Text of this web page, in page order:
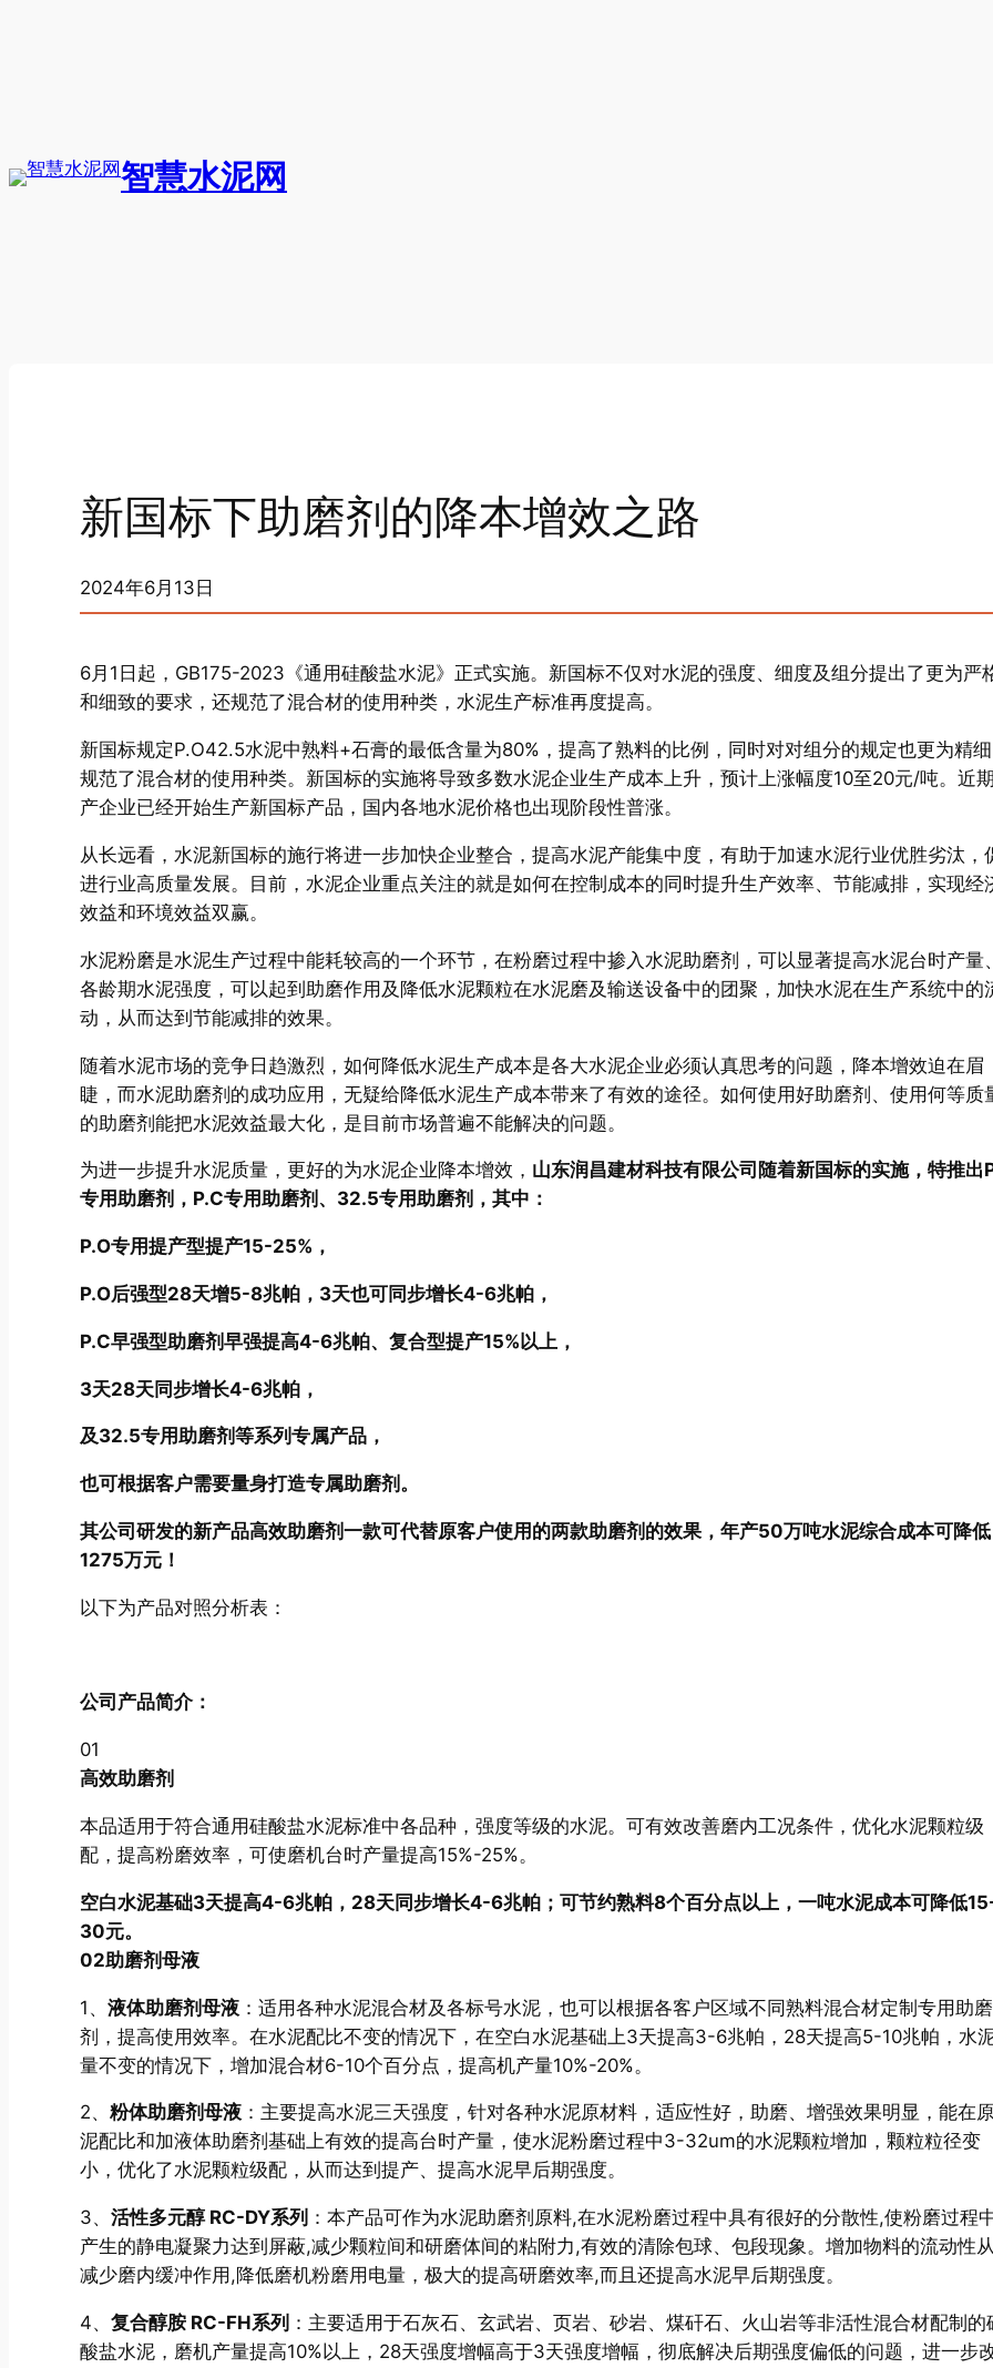
智慧水泥网
新国标下助磨剂的降本增效之路
2024年6月13日
6月1日起，GB175-2023《通用硅酸盐水泥》正式实施。新国标不仅对水泥的强度、细度及组分提出了更为严
和细致的要求，还规范了混合材的使用种类，水泥生产标准再度提高。
新国标规定P.O42.5水泥中熟料+石膏的最低含量为80%，提高了熟料的比例，同时对对组分的规定也更为精
规范了混合材的使用种类。新国标的实施将导致多数水泥企业生产成本上升，预计上涨幅度10至20元/吨。近
产企业已经开始生产新国标产品，国内各地水泥价格也出现阶段性普涨。
从长远看，水泥新国标的施行将进一步加快企业整合，提高水泥产能集中度，有助于加速水泥行业优胜劣汰，
进行业高质量发展。目前，水泥企业重点关注的就是如何在控制成本的同时提升生产效率、节能减排，实现经
效益和环境效益双赢。
水泥粉磨是水泥生产过程中能耗较高的一个环节，在粉磨过程中掺入水泥助磨剂，可以显著提高水泥台时产量
各龄期水泥强度，可以起到助磨作用及降低水泥颗粒在水泥磨及输送设备中的团聚，加快水泥在生产系统中的
动，从而达到节能减排的效果。
随着水泥市场的竞争日趋激烈，如何降低水泥生产成本是各大水泥企业必须认真思考的问题，降本增效迫在眉
睫，而水泥助磨剂的成功应用，无疑给降低水泥生产成本带来了有效的途径。如何使用好助磨剂、使用何等质
的助磨剂能把水泥效益最大化，是目前市场普遍不能解决的问题。
为进一步提升水泥质量，更好的为水泥企业降本增效， 山东润昌建材科技有限公司随着新国标的实施，特推出
专用助磨剂，P.C专用助磨剂、32.5专用助磨剂，其中：
P.O专用提产型提产15-25%，
P.O后强型28天增5-8兆帕，3天也可同步增长4-6兆帕，
P.C早强型助磨剂早强提高4-6兆帕、复合型提产15%以上，
3天28天同步增长4-6兆帕，
及32.5专用助磨剂等系列专属产品，
也可根据客户需要量身打造专属助磨剂。
其公司研发的新产品高效助磨剂一款可代替原客户使用的两款助磨剂的效果，年产50万吨水泥综合成本可降低
1275万元！
以下为产品对照分析表：
公司产品简介：
01
高效助磨剂
本品适用于符合通用硅酸盐水泥标准中各品种，强度等级的水泥。可有效改善磨内工况条件，优化水泥颗粒级
配，提高粉磨效率，可使磨机台时产量提高15%-25%。
空白水泥基础3天提高4-6兆帕，28天同步增长4-6兆帕；可节约熟料8个百分点以上，一吨水泥成本可降低
30元。
02助磨剂母液
1、 液体助磨剂母液 ：适用各种水泥混合材及各标号水泥，也可以根据各客户区域不同熟料混合材定制专用助磨
剂，提高使用效率。在水泥配比不变的情况下，在空白水泥基础上3天提高3-6兆帕，28天提高5-10兆帕，水
量不变的情况下，增加混合材6-10个百分点，提高机产量10%-20%。
2、 粉体助磨剂母液 ：主要提高水泥三天强度，针对各种水泥原材料，适应性好，助磨、增强效果明显，能在
泥配比和加液体助磨剂基础上有效的提高台时产量，使水泥粉磨过程中3-32um的水泥颗粒增加，颗粒粒径变
小，优化了水泥颗粒级配，从而达到提产、提高水泥早后期强度。
3、 活性多元醇 RC-DY系列 ：本产品可作为水泥助磨剂原料,在水泥粉磨过程中具有很好的分散性,使粉磨过程
产生的静电凝聚力达到屏蔽,减少颗粒间和研磨体间的粘附力,有效的清除包球、包段现象。增加物料的流动性
减少磨内缓冲作用,降低磨机粉磨用电量，极大的提高研磨效率,而且还提高水泥早后期强度。
4、 复合醇胺 RC-FH系列 ：主要适用于石灰石、玄武岩、页岩、砂岩、煤矸石、火山岩等非活性混合材配制的
酸盐水泥，磨机产量提高10%以上，28天强度增幅高于3天强度增幅，彻底解决后期强度偏低的问题，进一步